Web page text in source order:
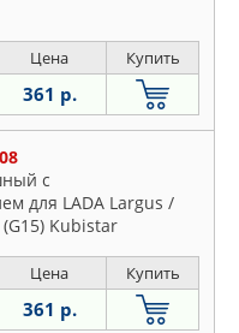
Цена Купить
361 р.
с
для LADA Largus /
Kubistar
Цена Купить
361 р.